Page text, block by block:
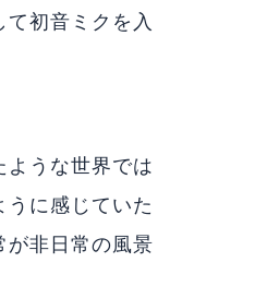
初音ミクを入
ような世界では
に感じていた
が非日常の風景